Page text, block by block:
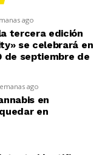
ago
tercera edición
se celebrará en
de septiembre de
ago
en
en